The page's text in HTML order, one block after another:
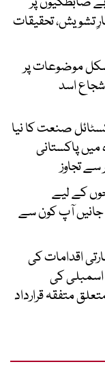
تشویش، تحقیقات
مشکل موضوعات پر
شجاع اسد
صنعت کا نیا
پاکستانی
کے لیے
جانیں آپ کون سے
کے بھارتی اقدامات کی
اسمبلی کی
متفقہ قرارداد